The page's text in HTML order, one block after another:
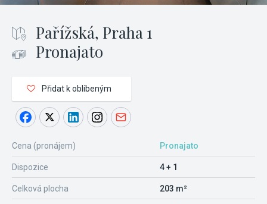
Pařížská, Praha 1
Pronajato
Přidat k oblíbeným
Cena (pronájem) Pronajato
Dispozice 4 + 1
Celková plocha 203 m²